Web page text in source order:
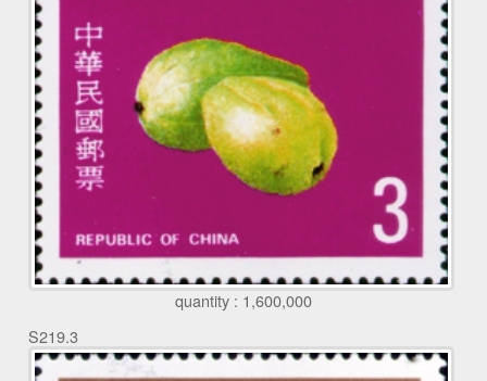
quantity : 1,600,000
S219.3